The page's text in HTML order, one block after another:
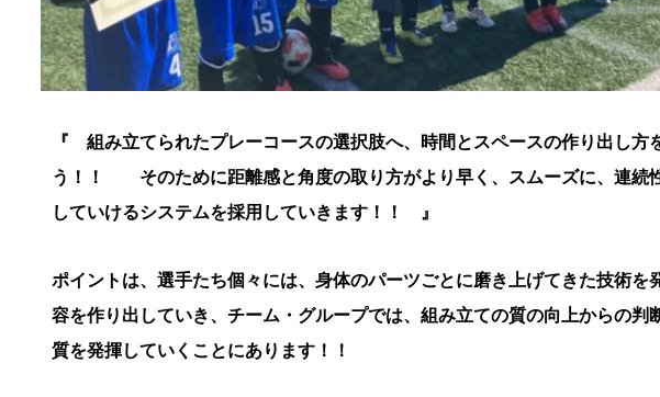
『 組み立てられたプレーコースの選択肢へ、時間とスペースの作り出し方
う！！ そのために距離感と角度の取り方がより早く、スムーズに、連続
していけるシステムを採用していきます！！ 』
ポイントは、選手たち個々には、身体のパーツごとに磨き上げてきた技術を
容を作り出していき、チーム・グループでは、組み立ての質の向上からの判
質を発揮していくことにあります！！